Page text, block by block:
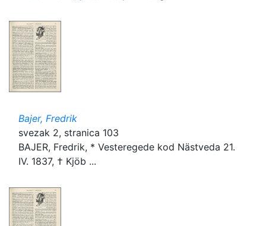
Bajer, Fredrik
svezak 2, stranica 103
BAJER, Fredrik, * Vesteregede kod Nästveda 21.
IV. 1837, † Kjöb ...